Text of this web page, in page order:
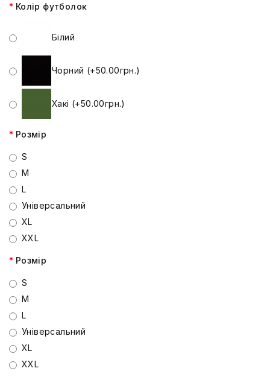
Колір футболок
Білий
Чорний (+50.00грн.)
Хакі (+50.00грн.)
Розмір
S
M
L
Універсальний
XL
XXL
Розмір
S
M
L
Універсальний
XL
XXL